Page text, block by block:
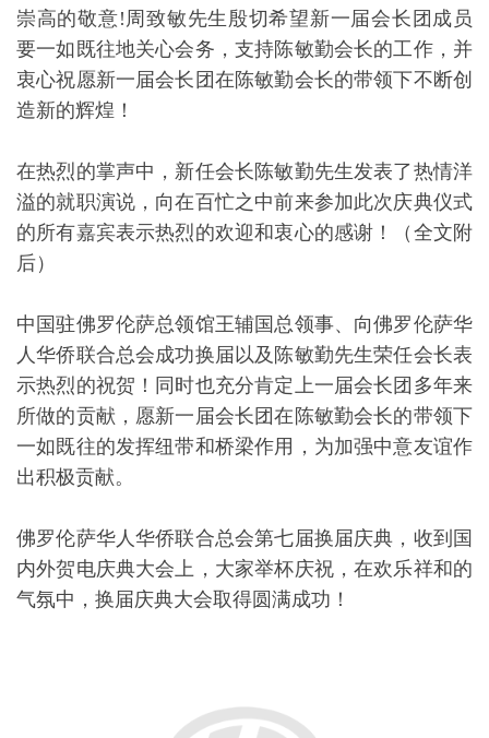
崇高的敬意!周致敏先生殷切希望新一届会长团成员
要一如既往地关心会务，支持陈敏勤会长的工作，并
衷心祝愿新一届会长团在陈敏勤会长的带领下不断创
造新的辉煌！
在热烈的掌声中，新任会长陈敏勤先生发表了热情洋
溢的就职演说，向在百忙之中前来参加此次庆典仪式
的所有嘉宾表示热烈的欢迎和衷心的感谢！（全文附
后）
中国驻佛罗伦萨总领馆王辅国总领事、向佛罗伦萨华
人华侨联合总会成功换届以及陈敏勤先生荣任会长表
示热烈的祝贺！同时也充分肯定上一届会长团多年来
所做的贡献，愿新一届会长团在陈敏勤会长的带领下
一如既往的发挥纽带和桥梁作用，为加强中意友谊作
出积极贡献。
佛罗伦萨华人华侨联合总会第七届换届庆典，收到国
内外贺电庆典大会上，大家举杯庆祝，在欢乐祥和的
气氛中，换届庆典大会取得圆满成功！